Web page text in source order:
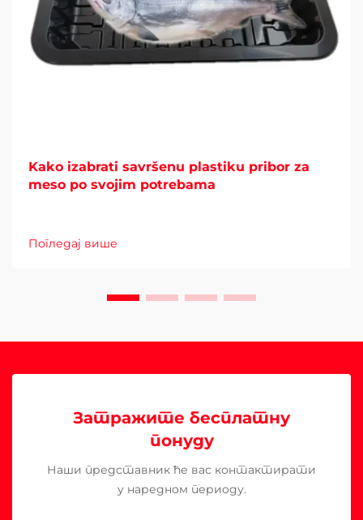
Kako izabrati savršenu plastiku pribor za
meso po svojim potrebama
Погледај више
Затражите бесплатну
понуду
Наши представник ће вас контактирати
у наредном периоду.